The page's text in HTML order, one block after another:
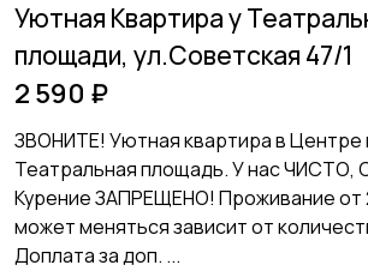
Уютная Квартира у
площади, ул.Советская 47/1
2 590 ₽
ЗВОНИТЕ! Уютная квартира в Центре
Театральная площадь. У нас ЧИСТО,
Курение ЗАПРЕЩЕНО! Проживание от
может меняться зависит от
Доплата за доп. ...